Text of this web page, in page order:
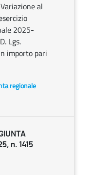
al
2025-
Lgs.
importo pari
regionale
n. 1415